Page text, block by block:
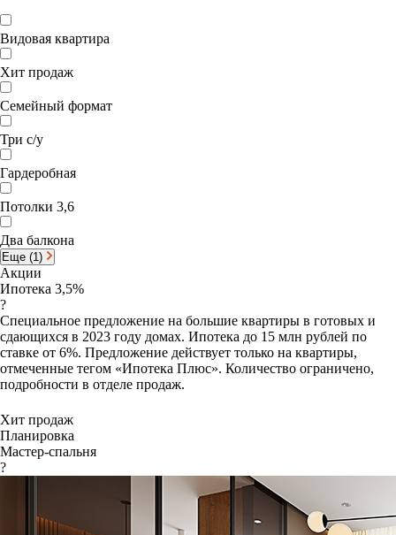
Видовая квартира
Хит продаж
Семейный формат
Три с/у
Гардеробная
Потолки 3,6
Два балкона
Еще (1)
Акции
Ипотека 3,5%
?
Специальное предложение на большие квартиры в готовых и
сдающихся в 2023 году домах. Ипотека до 15 млн рублей по
ставке от 6%. Предложение действует только на квартиры,
отмеченные тегом «Ипотека Плюс». Количество ограничено,
подробности в отделе продаж.
Хит продаж
Планировка
Мастер-спальня
?